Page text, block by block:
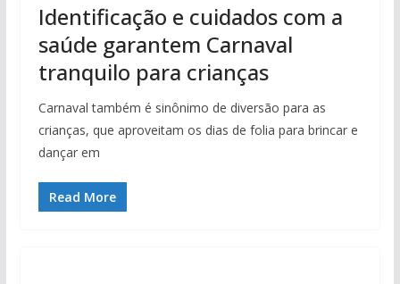
Identificação e cuidados com a
saúde garantem Carnaval
tranquilo para crianças
Carnaval também é sinônimo de diversão para as
crianças, que aproveitam os dias de folia para brincar e
dançar em
Read More